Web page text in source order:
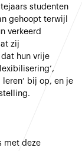
studenten
gehoopt terwijl
verkeerd
zij
hun vrije
leren’ bij op, en je
met deze